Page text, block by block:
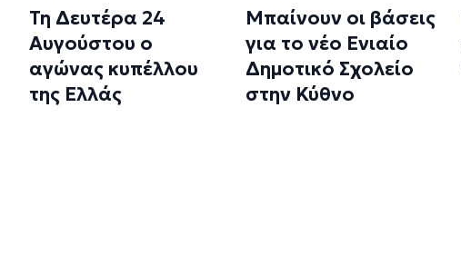
Τη Δευτέρα 24
Αυγούστου ο
αγώνας κυπέλλου
της Ελλάς
Μπαίνουν οι βάσεις
για το νέο Ενιαίο
Δημοτικό Σχολείο
στην Κύθνο